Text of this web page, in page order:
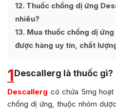
12 Thuốc chống dị ứng
nhiêu?
13 Mua thuốc chống dị
được hàng uy tín, chất
1Descallerg là thuốc gì?
Descallerg có chứa 5mg hoạt
chống dị ứng, thuộc nhóm